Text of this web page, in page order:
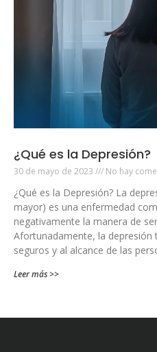
¿Qué es la Depresión?
30 de mayo de 2023 No hay
¿Qué es la Depresión? La
mayor) es una enfermedad
negativamente la manera de
Afortunadamente, la
seguros y al alcance de las
Leer más >>